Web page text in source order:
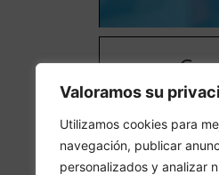
Valoramos su
Utilizamos cookies para
navegación, publicar
personalizados y analizar
In una camera